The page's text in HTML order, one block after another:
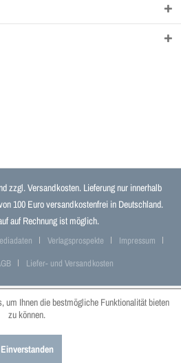
zzgl.Versandkosten. Lieferung nur innerhalb
100 Euro versandkostenfrei in Deutschland.
auf Rechnung ist möglich.
Verlagsprospekte
Impressum
Liefer- und Versandkosten
um Ihnen die bestmögliche Funktionalität bieten
zu können.
Einverstanden